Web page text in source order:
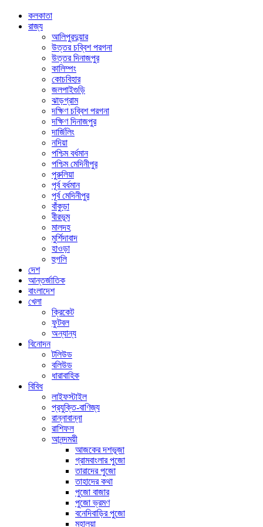
কলকাতা
রাজ্য
আলিপুরদুয়ার
উত্তর চব্বিশ পরগনা
উত্তর দিনাজপুর
কালিম্পং
কোচবিহার
জলপাইগুড়ি
ঝাড়গ্রাম
দক্ষিণ চব্বিশ পরগনা
দক্ষিণ দিনাজপুর
দার্জিলিং
নদিয়া
পশ্চিম বর্ধমান
পশ্চিম মেদিনীপুর
পুরুলিয়া
পূর্ব বর্ধমান
পূর্ব মেদিনীপুর
বাঁকুড়া
বীরভূম
মালদহ
মুর্শিদাবাদ
হাওড়া
হুগলি
দেশ
আন্তর্জাতিক
বাংলাদেশ
খেলা
ক্রিকেট
ফুটবল
অন্যান্য
বিনোদন
টলিউড
বলিউড
ধারাবাহিক
বিবিধ
লাইফস্টাইল
প্রযুক্তি-বাণিজ্য
রান্নাবান্না
রাশিফল
আনন্দময়ী
আজকের দশভূজা
গ্রামবাংলার পুজো
তারাদের পুজো
তাহাদের কথা
পুজো বাজার
পুজো ভ্রমণ
বনেদিবাড়ির পুজো
মহালয়া